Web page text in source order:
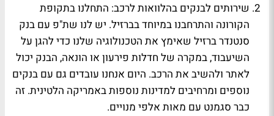
שירותים לבנקים בהלוואות לרכב: התחלנו בתקופת
הקורונה והתרחבנו במיוחד בברזיל. יש לנו שת"פ עם בנק
סנטנדר ברזיל שאימץ את הטכנולוגיה שלנו כדי להגן על
השיעבוד, במקרה של חדלות פירעון או הונאה, הבנק יכול
לאתר ולהשיב את הרכב. היום אנחנו עובדים גם עם בנקים
נוספים ומרחיבים למדינות נוספות באמריקה הלטינית. זה
כבר סגמנט עם מאות אלפי מנויים.